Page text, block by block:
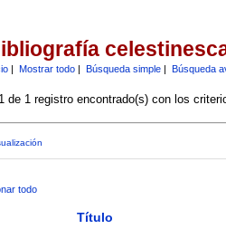
| Mostrar todo| Búsqueda simple| Búsqueda
de 1 registro encontrado(s) con los
todo
Título